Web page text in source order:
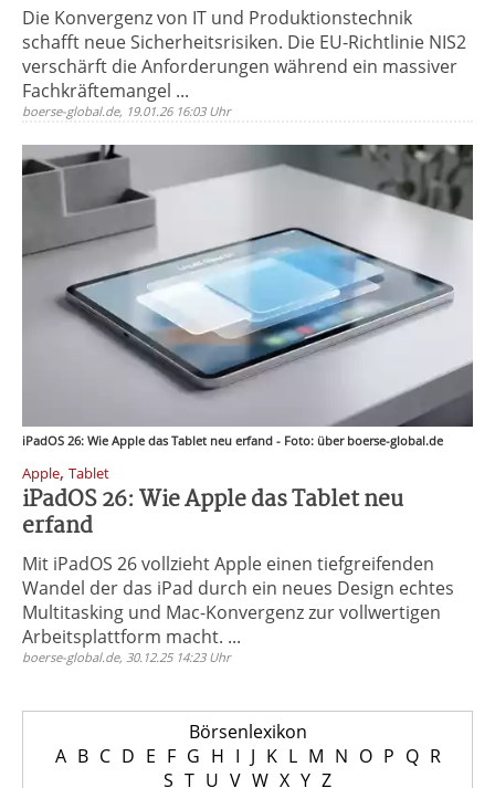
Die Konvergenz von IT und Produktionstechnik
schafft neue Sicherheitsrisiken. Die EU-Richtlinie NIS2
verschärft die Anforderungen während ein massiver
Fachkräftemangel ...
boerse-global.de, 19.01.26 16:03 Uhr
iPadOS 26: Wie Apple das Tablet neu erfand - Foto: über boerse-global.de
Apple, Tablet
iPadOS 26: Wie Apple das Tablet neu
erfand
Mit iPadOS 26 vollzieht Apple einen tiefgreifenden
Wandel der das iPad durch ein neues Design echtes
Multitasking und Mac-Konvergenz zur vollwertigen
Arbeitsplattform macht. ...
boerse-global.de, 30.12.25 14:23 Uhr
Börsenlexikon
A B C D E F G H I J K L M N O P Q R
S T U V W X Y Z